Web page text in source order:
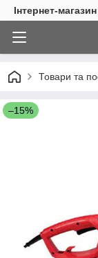
Інтернет-
Товари та
–15%